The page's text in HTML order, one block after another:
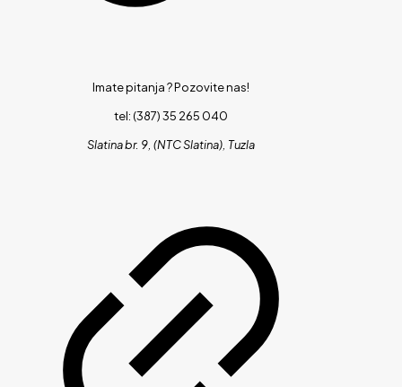
Imate pitanja ?Pozovite nas!
tel: (387) 35 265 040
Slatina br. 9, (NTC Slatina), Tuzla